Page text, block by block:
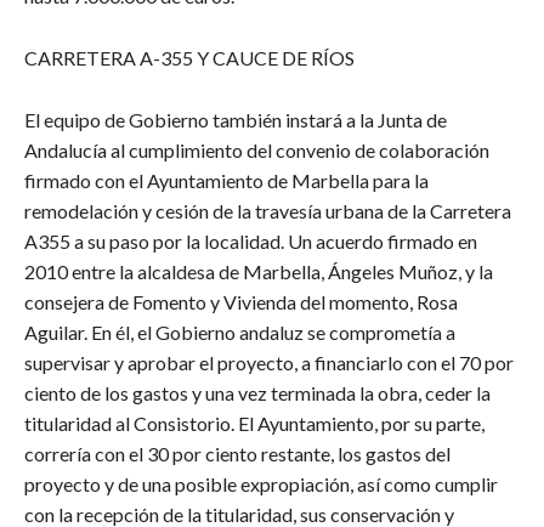
CARRETERA A-355 Y CAUCE DE RÍOS
El equipo de Gobierno también instará a la Junta de
Andalucía al cumplimiento del convenio de colaboración
firmado con el Ayuntamiento de Marbella para la
remodelación y cesión de la travesía urbana de la Carretera
A355 a su paso por la localidad. Un acuerdo firmado en
2010 entre la alcaldesa de Marbella, Ángeles Muñoz, y la
consejera de Fomento y Vivienda del momento, Rosa
Aguilar. En él, el Gobierno andaluz se comprometía a
supervisar y aprobar el proyecto, a financiarlo con el 70 por
ciento de los gastos y una vez terminada la obra, ceder la
titularidad al Consistorio. El Ayuntamiento, por su parte,
correría con el 30 por ciento restante, los gastos del
proyecto y de una posible expropiación, así como cumplir
con la recepción de la titularidad, sus conservación y